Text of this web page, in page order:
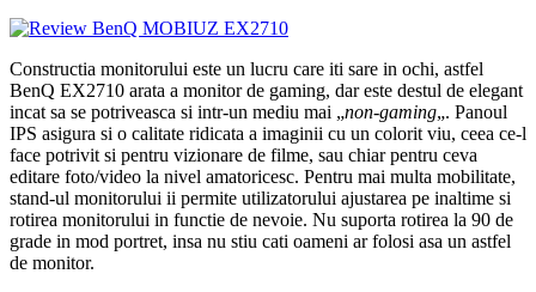
Constructia monitorului este un lucru care iti sare in ochi, astfel
BenQ EX2710 arata a monitor de gaming, dar este destul de elegant
incat sa se potriveasca si intr-un mediu mai „non-gaming„. Panoul
IPS asigura si o calitate ridicata a imaginii cu un colorit viu, ceea ce-l
face potrivit si pentru vizionare de filme, sau chiar pentru ceva
editare foto/video la nivel amatoricesc. Pentru mai multa mobilitate,
stand-ul monitorului ii permite utilizatorului ajustarea pe inaltime si
rotirea monitorului in functie de nevoie. Nu suporta rotirea la 90 de
grade in mod portret, insa nu stiu cati oameni ar folosi asa un astfel
de monitor.